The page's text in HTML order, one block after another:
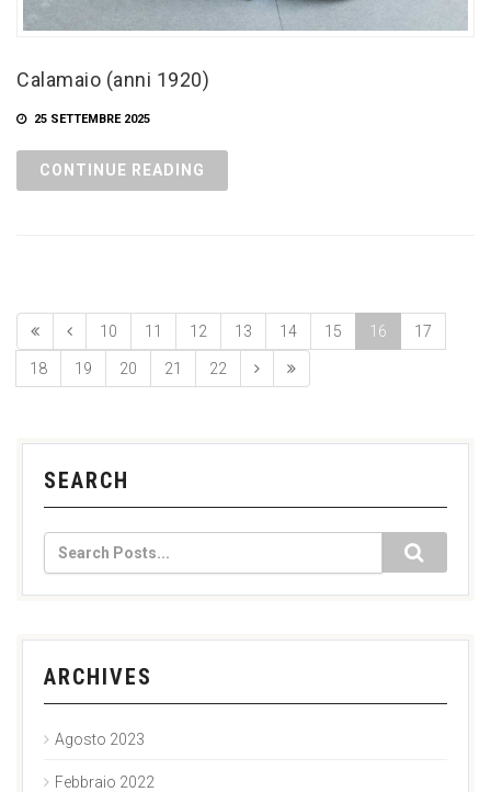
Calamaio (anni 1920)
25 SETTEMBRE 2025
CONTINUE READING
10 11 12 13 14 15 16 17
18 19 20 21 22
SEARCH
ARCHIVES
Agosto 2023
Febbraio 2022